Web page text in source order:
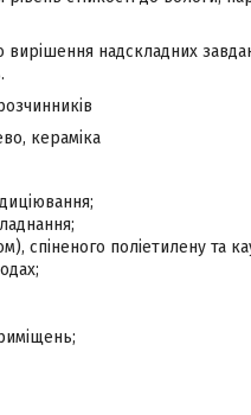
надскладних
кераміка
спіненого поліетилену та